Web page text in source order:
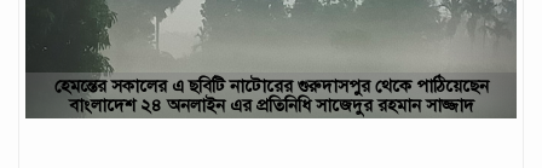
হেমন্তের সকালের এ ছবিটি নাটোরের গুরুদাসপুর থেকে পাঠিয়েছেন
বাংলাদেশ ২৪ অনলাইন এর প্রতিনিধি সাজেদুর রহমান সাজ্জাদ